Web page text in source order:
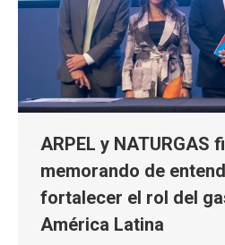
ARPEL y NATURGAS
memorando de
fortalecer el rol del
América Latina